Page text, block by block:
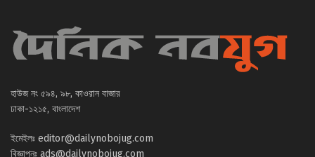
হাউজ নং ৫৯৪, ৯৮, কাওরান বাজার
ঢাকা-১২১৫, বাংলাদেশ
ইমেইলঃ editor@dailynobojug.com
বিজ্ঞাপনঃ ads@dailynobojug.com